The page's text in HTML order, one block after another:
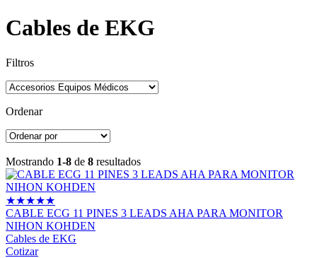
Cables de EKG
Filtros
Ordenar
Mostrando 1-8 de 8 resultados
★★★★★
CABLE ECG 11 PINES 3 LEADS AHA PARA MONITOR
NIHON KOHDEN
Cables de EKG
Cotizar